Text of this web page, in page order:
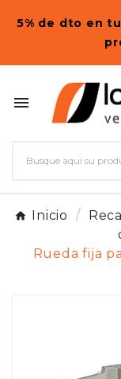
5% de dto en

Inicio
Rueda fija